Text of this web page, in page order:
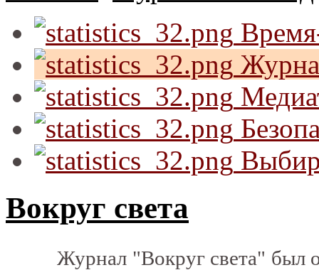
Вокруг света
Журнал "Вокруг света" был